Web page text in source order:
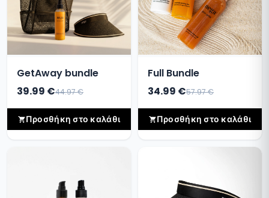
GetAway bundle
39.99 €44.97 €
Προσθήκη στο καλάθι
Full Bundle
34.99 €57.97 €
Προσθήκη στο καλάθι